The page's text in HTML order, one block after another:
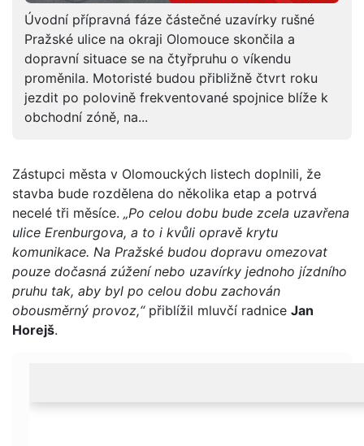
Úvodní přípravná fáze částečné uzavírky rušné
Pražské ulice na okraji Olomouce skončila a
dopravní situace se na čtyřpruhu o víkendu
proměnila. Motoristé budou přibližně čtvrt roku
jezdit po polovině frekventované spojnice blíže k
obchodní zóně, na...
Zástupci města v Olomouckých listech doplnili, že
stavba bude rozdělena do několika etap a potrvá
necelé tři měsíce. „Po celou dobu bude zcela uzavřena
ulice Erenburgova, a to i kvůli opravě krytu
komunikace. Na Pražské budou dopravu omezovat
pouze dočasná zúžení nebo uzavírky jednoho jízdního
pruhu tak, aby byl po celou dobu zachován
obousměrný provoz,“přiblížil mluvčí radnice Jan
Horejš.